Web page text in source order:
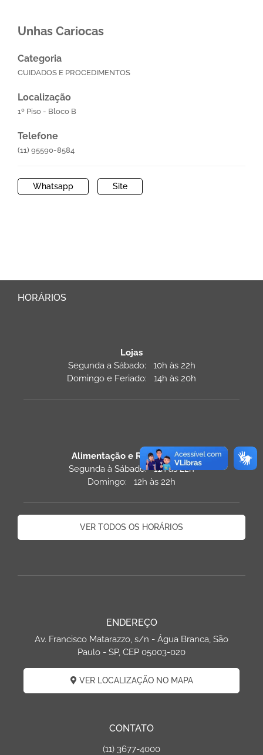
Unhas Cariocas
Categoria
CUIDADOS E PROCEDIMENTOS
Localização
1º Piso - Bloco B
Telefone
(11) 95590-8584
Whatsapp Site
HORÁRIOS
Lojas
Segunda a Sábado: 10h às 22h
Domingo e Feriado: 14h às 20h
Alimentação e Restaurantes
Segunda à Sábado: 11h às 22h
Domingo: 12h às 22h
VER TODOS OS HORÁRIOS
ENDEREÇO
Av. Francisco Matarazzo, s/n - Água Branca, São
Paulo - SP, CEP 05003-020
VER LOCALIZAÇÃO NO MAPA
CONTATO
(11) 3677-4000